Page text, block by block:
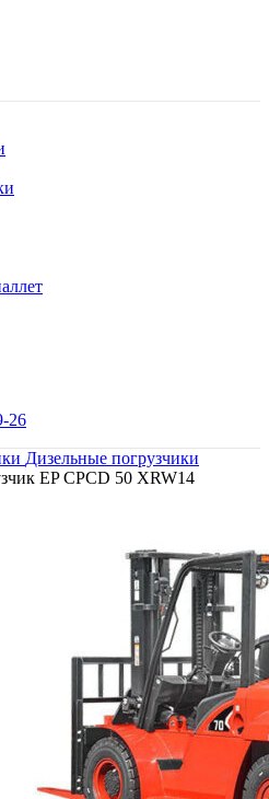
26
Дизельные погрузчики
EP CPCD 50 XRW14